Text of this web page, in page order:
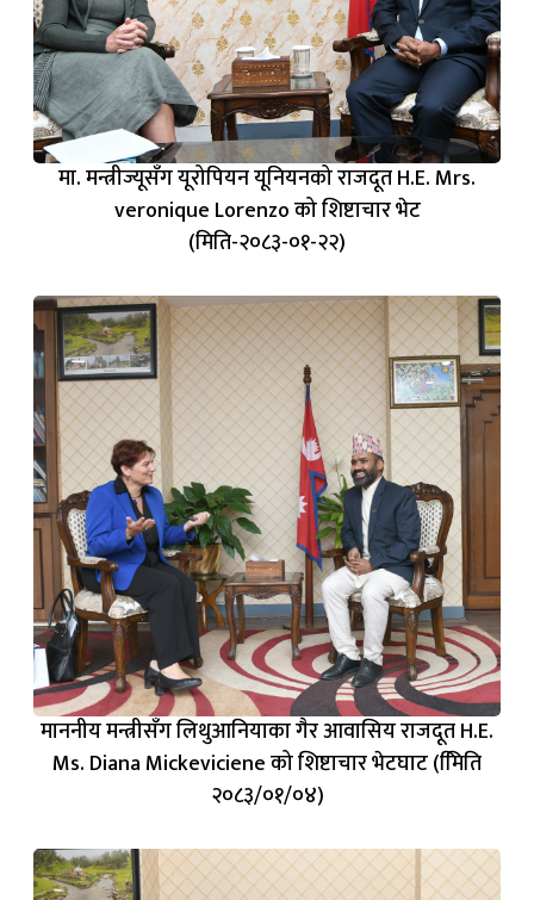
मा. मन्त्रीज्यूसँग यूरोपियन यूनियनको राजदूत H.E. Mrs.
veronique Lorenzo को शिष्टाचार भेट
(मिति-२०८३-०१-२२)
माननीय मन्त्रीसँग लिथुआनियाका गैर आवासिय राजदूत H.E.
Ms. Diana Mickeviciene को शिष्टाचार भेटघाट (मििति
२०८३/०१/०४)